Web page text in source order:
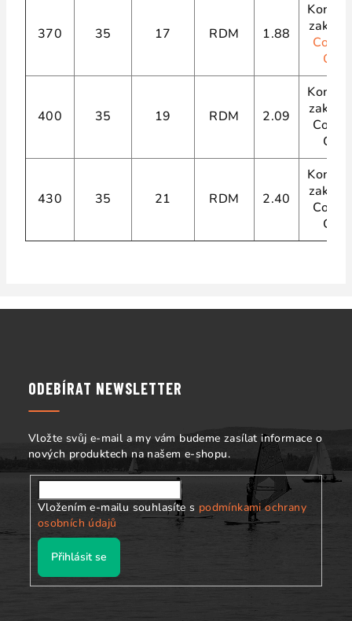
370 35 17 RDM 1.88
400 35 19 RDM 2.09
430 35 21 RDM 2.40
ODEBÍRAT NEWSLETTER
Vložte svůj e-mail a my vám budeme zasílat informace o
nových produktech na našem e-shopu.
Vložením e-mailu souhlasíte s podmínkami ochrany
osobních údajů
Přihlásit se